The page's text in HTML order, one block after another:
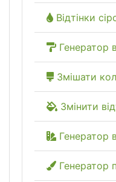
Відтінки
Генератор
Змішати
Змінити
Генератор
Генератор